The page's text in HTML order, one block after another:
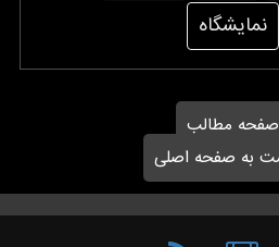
نمایشگاه
صفحه مطالب
به صفحه اصلی